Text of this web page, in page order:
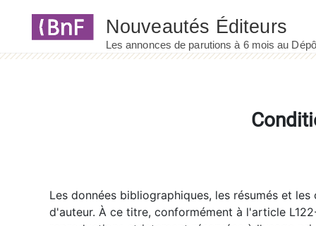
Les données bibliographiques, les résumés et
d'auteur. À ce titre, conformément à l'article